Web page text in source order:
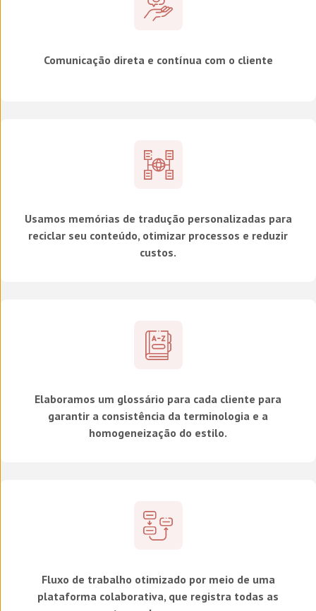
Comunicação direta e contínua com o cliente
Usamos memórias de tradução personalizadas para
reciclar seu conteúdo, otimizar processos e reduzir
custos.
Elaboramos um glossário para cada cliente para
garantir a consistência da terminologia e a
homogeneização do estilo.
Fluxo de trabalho otimizado por meio de uma
plataforma colaborativa, que registra todas as